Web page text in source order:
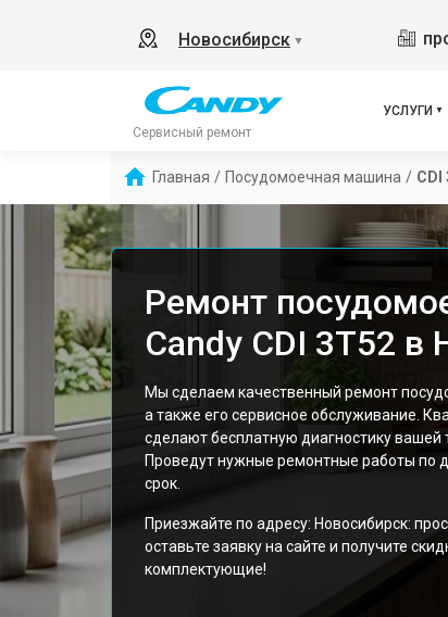
Новосибирск ▼
Сервисный ремонт
УСЛУГИ
Главная / Посудомоечная машина / CDI
Ремонт
Candy CDI 3T52 в
Мы сделаем качественный ремонт
а также его сервисное обслуживание.
сделают бесплатную диагностику вашей
Проведут нужные ремонтные работы по
срок.
Приезжайте по адресу: Новосибирск:
оставьте заявку на сайте и получите
комплектующие!